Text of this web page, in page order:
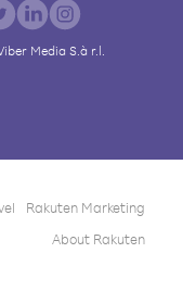
Media S.à r.l.
Rakuten Marketing
About Rakuten